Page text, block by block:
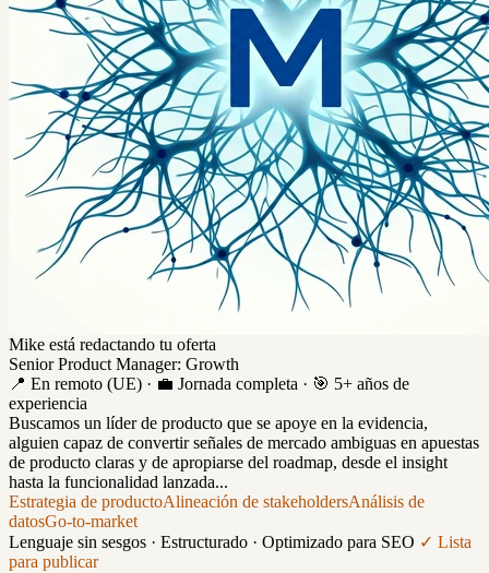
Mike está redactando tu oferta
Senior Product Manager: Growth
📍 En remoto (UE) · 💼 Jornada completa · 🎯 5+ años de
experiencia
Buscamos un líder de producto que se apoye en la evidencia,
alguien capaz de convertir señales de mercado ambiguas en apuestas
de producto claras y de apropiarse del roadmap, desde el insight
hasta la funcionalidad lanzada...
Estrategia de productoAlineación de stakeholdersAnálisis de
datosGo-to-market
Lenguaje sin sesgos · Estructurado · Optimizado para SEO ✓ Lista
para publicar